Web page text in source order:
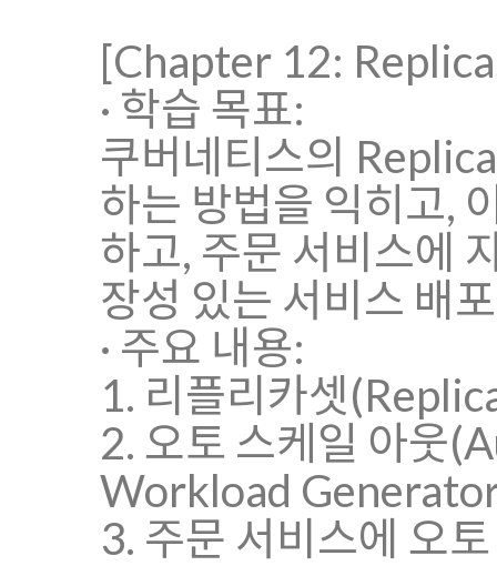
[Chapter 12:
· 학습 목표:
쿠버네티스의
하는 방법을 익히고,
하고, 주문 서비스에
장성 있는 서비스 배
· 주요 내용:
1. 리플리카셋
2. 오토 스케일 아웃
Workload
3. 주문 서비스에 오